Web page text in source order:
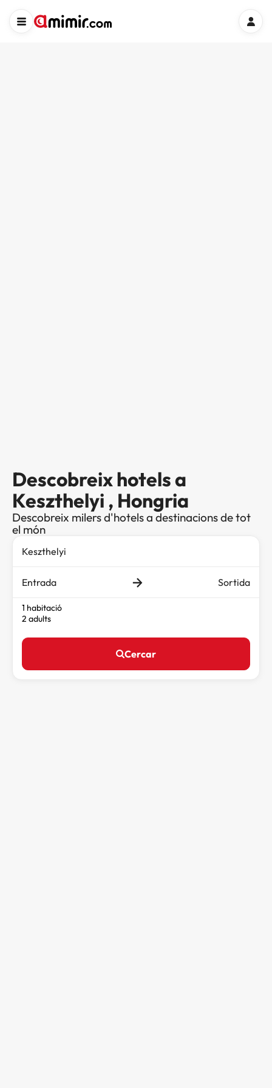
Descobreix hotels a
Keszthelyi , Hongria
Descobreix milers d'hotels a destinacions de tot
el món
Entrada Sortida
1 habitació
2 adults
Cercar